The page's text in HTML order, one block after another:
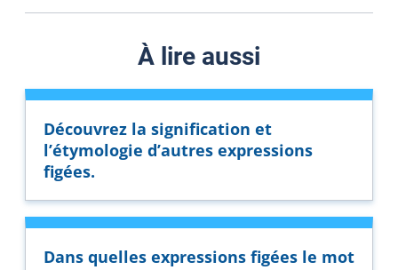
À lire aussi
Découvrez la signification et
l’étymologie d’autres expressions
figées.
Dans quelles expressions figées le mot